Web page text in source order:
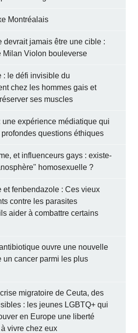
Montréalais
devrait jamais être une cible :
Milan Violon bouleverse
: le défi invisible du
chez les hommes gais et
ses muscles
une expérience médiatique qui
questions éthiques
et influenceurs gays : existe-
homosexuelle ?
et fenbendazole : Ces vieux
contre les parasites
aider à combattre certains
ouvre une nouvelle
un cancer parmi les plus
migratoire de Ceuta, des
: les jeunes LGBTQ+ qui
en Europe une liberté
vivre chez eux